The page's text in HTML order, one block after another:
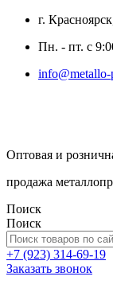
г.
Пн. - пт. с
info@metallo-
Оптовая и
продажа
Поиск
Поиск
+7 (923) 314-69-19
Заказать звонок